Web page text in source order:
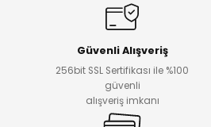
Puba Unisex Kot 3’lü Takım
Güvenli Alışveriş
256bit SSL Sertifikası ile %100
güvenli
alışveriş imkanı